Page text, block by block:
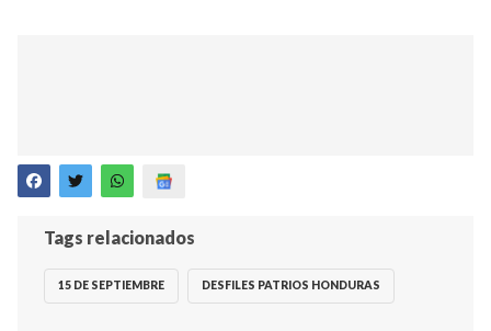
Tags relacionados
15 DE SEPTIEMBRE DESFILES PATRIOS HONDURAS